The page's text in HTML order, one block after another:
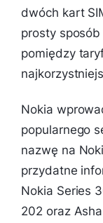
dwóch kart
prosty sposób
pomiędzy
Nokia
popularnego
nazwę na
przydatne
Nokia Series
202 oraz